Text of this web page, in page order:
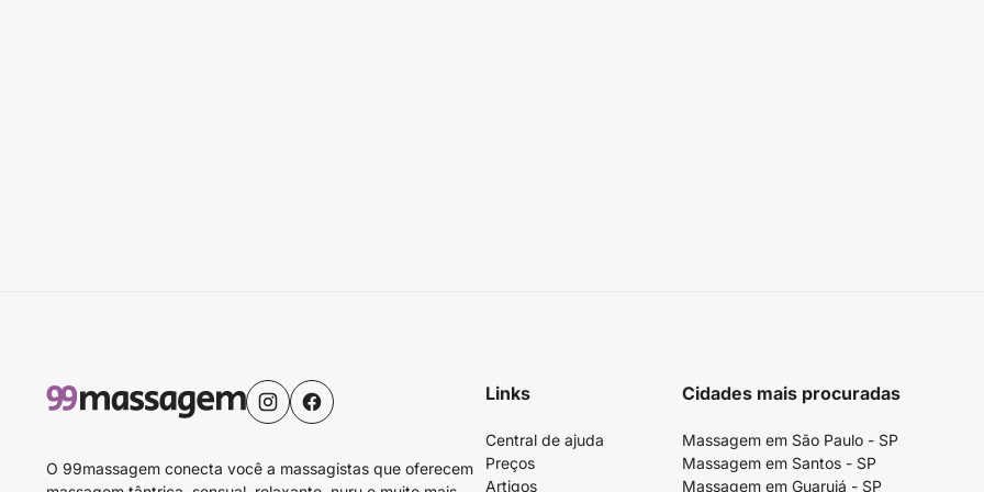
O 99massagem conecta você a massagistas que oferecem
Links
Central de ajuda
Preços
Artigos
Cidades mais procuradas
Massagem em São Paulo - SP
Massagem em Santos - SP
Massagem em Guarujá - SP